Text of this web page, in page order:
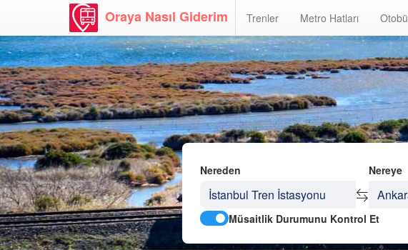
Oraya Nasıl Giderim Trenler Metro Hatları
Nereden Nereye
Müsaitlik Durumunu Kontrol Et